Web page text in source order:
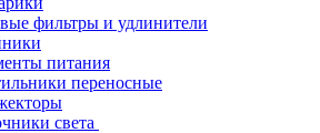
фильтры и удлинители
питания
переносные
света